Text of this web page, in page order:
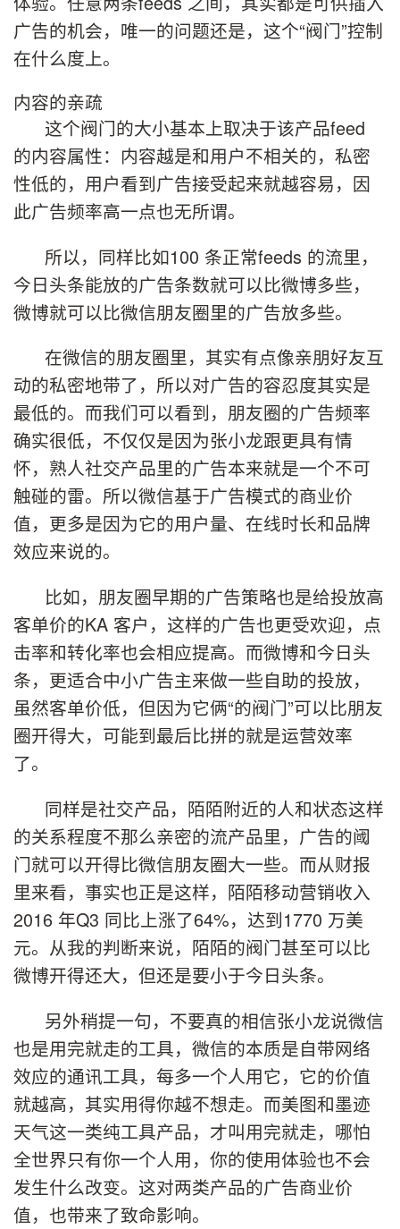
广告的机会，唯一的问题还是，这个“阀门”控制
在什么度上。
内容的亲疏
这个阀门的大小基本上取决于该产品feed
的内容属性：内容越是和用户不相关的，私密
性低的，用户看到广告接受起来就越容易，因
此广告频率高一点也无所谓。
所以，同样比如100 条正常feeds 的流里，
今日头条能放的广告条数就可以比微博多些，
微博就可以比微信朋友圈里的广告放多些。
在微信的朋友圈里，其实有点像亲朋好友互
动的私密地带了，所以对广告的容忍度其实是
最低的。而我们可以看到，朋友圈的广告频率
确实很低，不仅仅是因为张小龙跟更具有情
怀，熟人社交产品里的广告本来就是一个不可
触碰的雷。所以微信基于广告模式的商业价
值，更多是因为它的用户量、在线时长和品牌
效应来说的。
比如，朋友圈早期的广告策略也是给投放高
客单价的KA 客户，这样的广告也更受欢迎，点
击率和转化率也会相应提高。而微博和今日头
条，更适合中小广告主来做一些自助的投放，
虽然客单价低，但因为它俩“的阀门”可以比朋友
圈开得大，可能到最后比拼的就是运营效率
了。
同样是社交产品，陌陌附近的人和状态这样
的关系程度不那么亲密的流产品里，广告的阈
门就可以开得比微信朋友圈大一些。而从财报
里来看，事实也正是这样，陌陌移动营销收入
2016 年Q3 同比上涨了64%，达到1770 万美
元。从我的判断来说，陌陌的阀门甚至可以比
微博开得还大，但还是要小于今日头条。
另外稍提一句，不要真的相信张小龙说微信
也是用完就走的工具，微信的本质是自带网络
效应的通讯工具，每多一个人用它，它的价值
就越高，其实用得你越不想走。而美图和墨迹
天气这一类纯工具产品，才叫用完就走，哪怕
全世界只有你一个人用，你的使用体验也不会
发生什么改变。这对两类产品的广告商业价
值，也带来了致命影响。